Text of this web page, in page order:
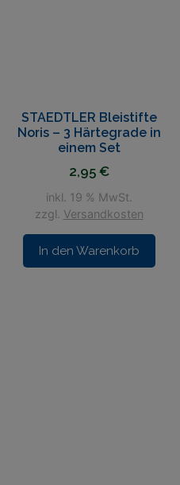
STAEDTLER Bleistifte
Noris – 3 Härtegrade in
einem Set
2,95 €
inkl. 19 % MwSt.
zzgl. Versandkosten
In den Warenkorb